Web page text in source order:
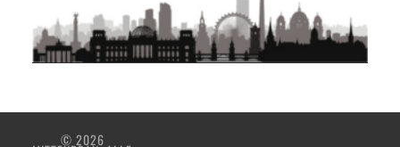
© 2026